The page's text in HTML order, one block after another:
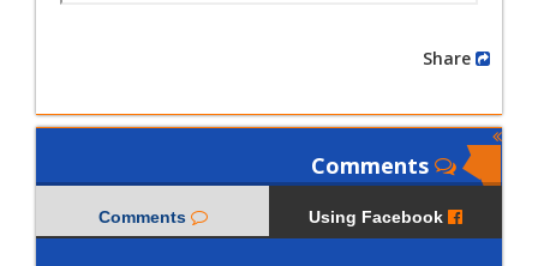
Comments